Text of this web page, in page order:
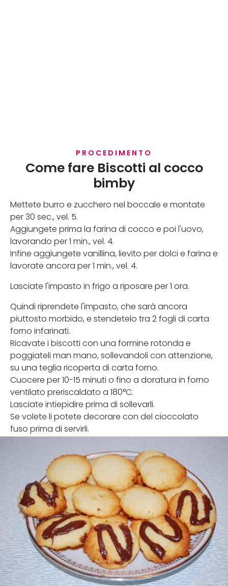
PROCEDIMENTO
Come fare Biscotti al cocco
bimby
Mettete burro e zucchero nel boccale e montate
per 30 sec., vel. 5.
Aggiungete prima la farina di cocco e poi l'uovo,
lavorando per 1 min., vel. 4.
Infine aggiungete vanillina, lievito per dolci e farina e
lavorate ancora per 1 min., vel. 4.
Lasciate l'impasto in frigo a riposare per 1 ora.
Quindi riprendete l'impasto, che sarà ancora
piuttosto morbido, e stendetelo tra 2 fogli di carta
forno infarinati.
Ricavate i biscotti con una formine rotonda e
poggiateli man mano, sollevandoli con attenzione,
su una teglia ricoperta di carta forno.
Cuocere per 10-15 minuti o fino a doratura in forno
ventilato preriscaldato a 180°C.
Lasciate intiepidire prima di sollevarli.
Se volete li potete decorare con del cioccolato
fuso prima di servirli.